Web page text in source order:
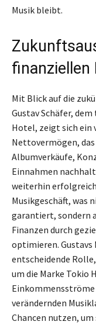
Musik bleibt.
finanziellen
Mit Blick auf die
Gustav Schäfer,
Hotel, zeigt sich ein
Nettovermögen,
Albumverkäufe,
Einnahmen
weiterhin
Musikgeschäft, was
garantiert, sondern
Finanzen durch
optimieren. Gustavs
entscheidende
um die Marke Tokio
Einkommensströme
verändernden
Chancen nutzen,